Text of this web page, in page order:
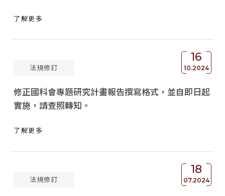
了解更多
16
10.2024
法規修訂
修正國科會專題研究計畫報告撰寫格式，並自即日起
實施，請查照轉知。
了解更多
18
07.2024
法規修訂